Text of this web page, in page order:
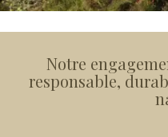
Notre
responsable,